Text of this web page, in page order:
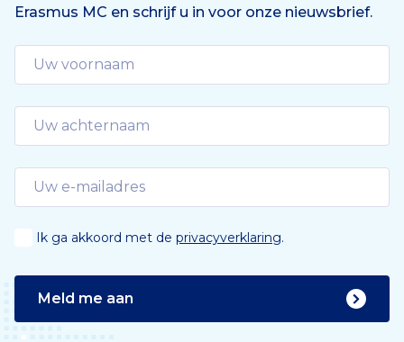
Erasmus MC en schrijf u in voor onze nieuwsbrief.
Ik ga akkoord met de privacyverklaring.
Meld me aan